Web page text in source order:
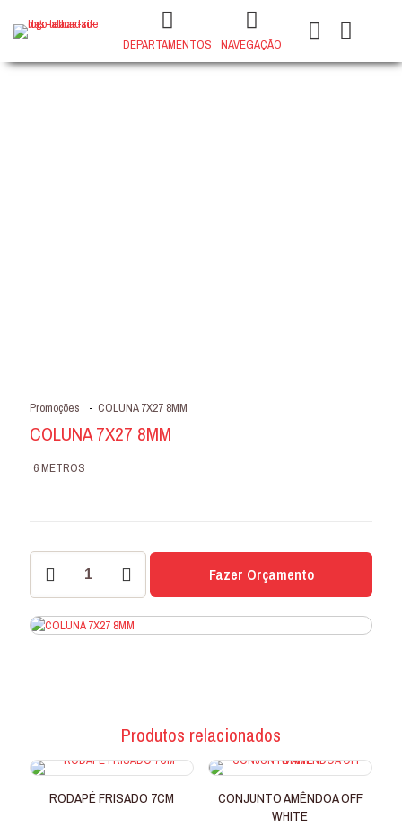
DEPARTAMENTOS NAVEGAÇÃO
Promoções - COLUNA 7X27 8MM
COLUNA 7X27 8MM
6 METROS
COLUNA
8MM
Fazer Orçamento
Produtos relacionados
RODAPÉ FRISADO 7CM
CONJUNTO AMÊNDOA OFF
WHITE